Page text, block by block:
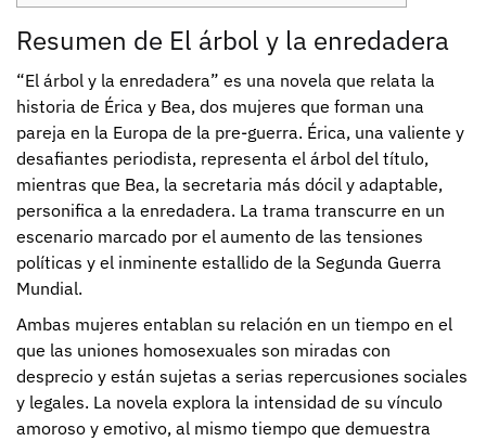
Resumen de El árbol y la enredadera
“El árbol y la enredadera” es una novela que relata la
historia de Érica y Bea, dos mujeres que forman una
pareja en la Europa de la pre-guerra. Érica, una valiente y
desafiantes periodista, representa el árbol del título,
mientras que Bea, la secretaria más dócil y adaptable,
personifica a la enredadera. La trama transcurre en un
escenario marcado por el aumento de las tensiones
políticas y el inminente estallido de la Segunda Guerra
Mundial.
Ambas mujeres entablan su relación en un tiempo en el
que las uniones homosexuales son miradas con
desprecio y están sujetas a serias repercusiones sociales
y legales. La novela explora la intensidad de su vínculo
amoroso y emotivo, al mismo tiempo que demuestra